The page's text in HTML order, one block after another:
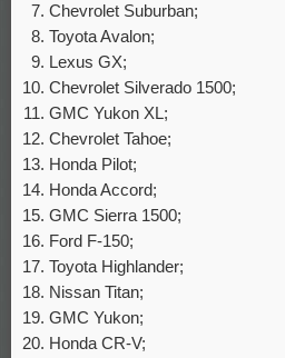
Chevrolet Suburban;
Toyota Avalon;
Lexus GX;
Chevrolet Silverado 1500;
GMC Yukon XL;
Chevrolet Tahoe;
Honda Pilot;
Honda Accord;
GMC Sierra 1500;
Ford F-150;
Toyota Highlander;
Nissan Titan;
GMC Yukon;
Honda CR-V;